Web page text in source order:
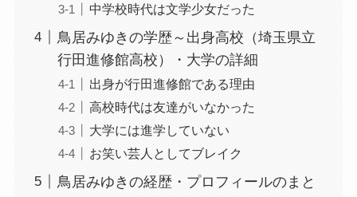
中学校時代は文学少女だった
鳥居みゆきの学歴～出身高校（埼玉県立
行田進修館高校）・大学の詳細
出身が行田進修館である理由
高校時代は友達がいなかった
大学には進学していない
お笑い芸人としてブレイク
鳥居みゆきの経歴・プロフィールのまと